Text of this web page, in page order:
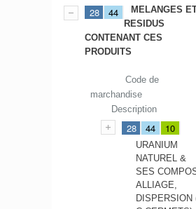
28 44
MELANGES
RESIDUS
CONTENANT CES
PRODUITS
Code de
marchandise
Description
28 44 10
URANIUM
NATUREL &
SES
ALLIAGE,
DISPERSION